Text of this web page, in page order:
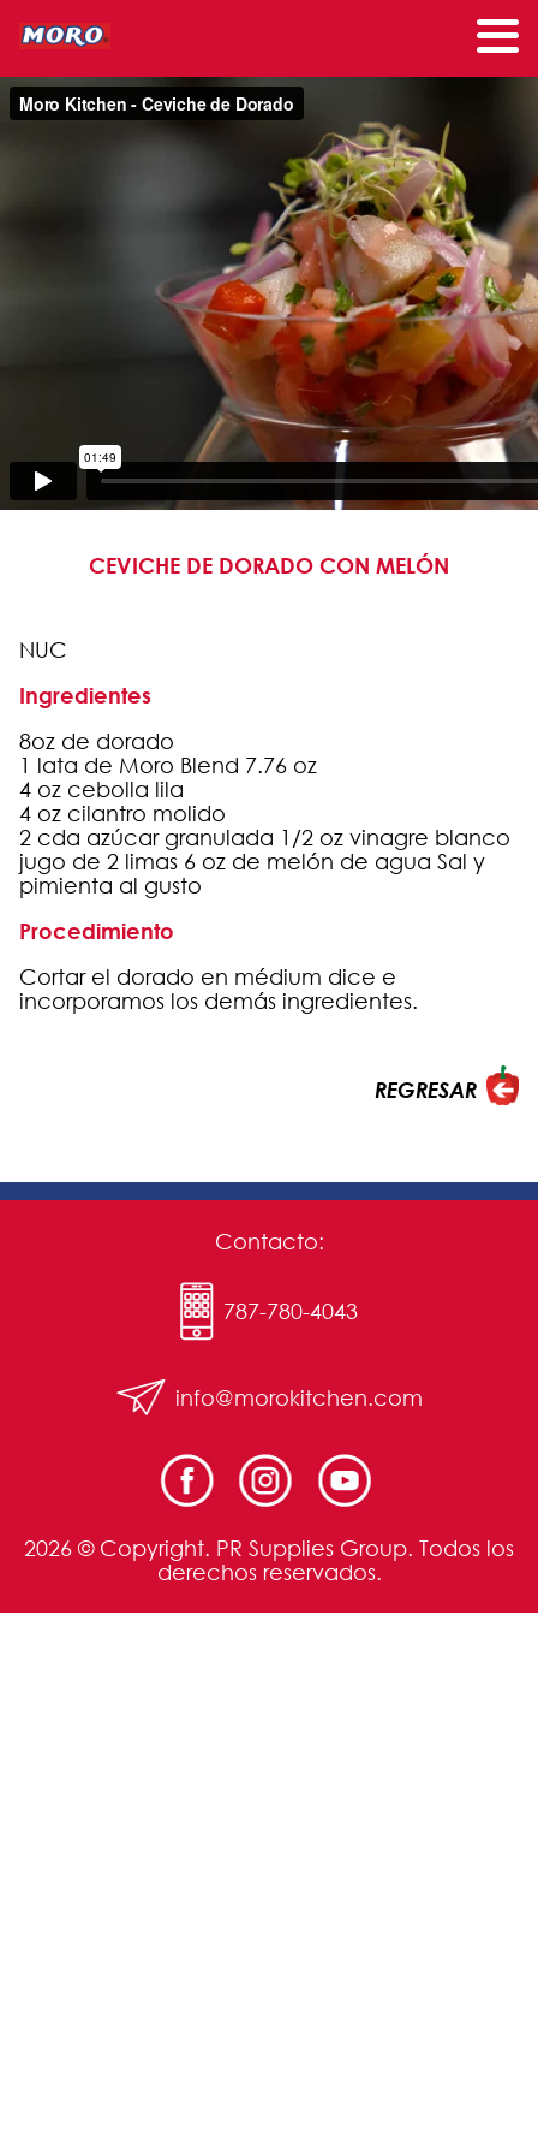
CEVICHE DE DORADO CON MELÓN
NUC
Ingredientes
8oz de dorado
1 lata de Moro Blend 7.76 oz
4 oz cebolla lila
4 oz cilantro molido
2 cda azúcar granulada 1/2 oz vinagre blanco
jugo de 2 limas 6 oz de melón de agua Sal y
pimienta al gusto
Procedimiento
Cortar el dorado en médium dice e
incorporamos los demás ingredientes.
REGRESAR
Contacto:
787-780-4043
info@morokitchen.com
2026 © Copyright. PR Supplies Group. Todos los
derechos reservados.